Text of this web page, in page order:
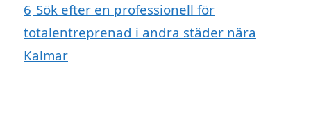
6 Sök efter en professionell för
totalentreprenad i andra städer nära
Kalmar